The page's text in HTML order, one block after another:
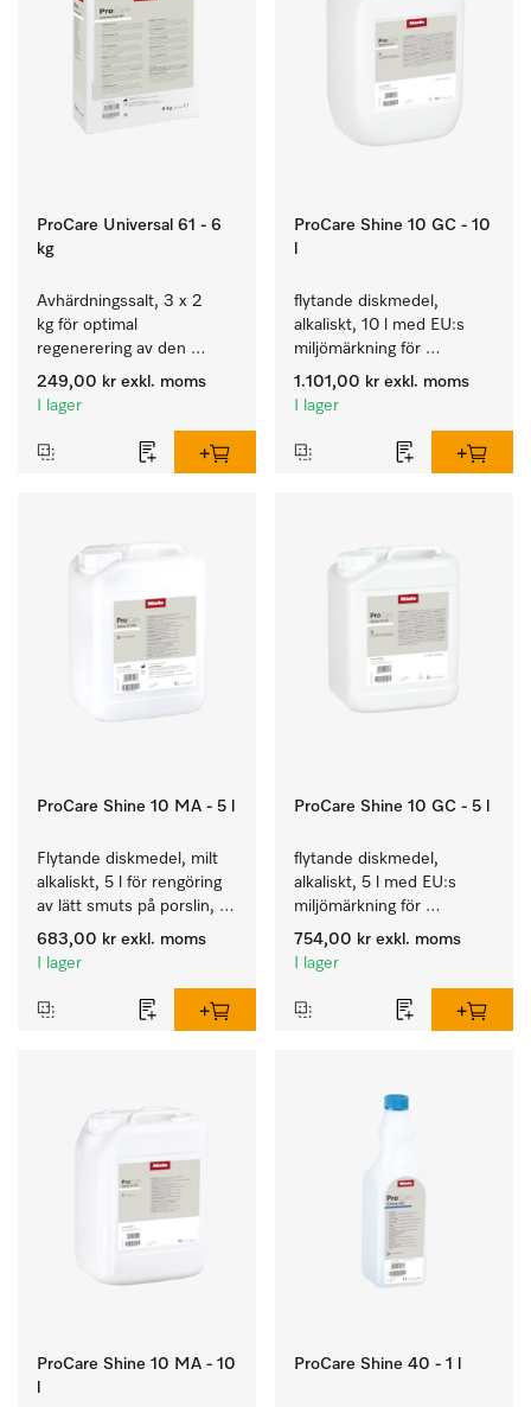
ProCare Universal 61 - 6
kg
Avhärdningssalt, 3 x 2
kg för optimal
regenerering av den
interna avhärdaren.
249,00 kr exkl. moms
I lager
ProCare Shine 10 GC - 10
flytande diskmedel,
alkaliskt, 10 l med EU:s
miljömärkning för
rengöring av vardaglig
smuts på porslin, bestick
1.101,00 kr exkl. moms
I lager
ProCare Shine 10 MA - 5 l
Flytande diskmedel, milt
alkaliskt, 5 l för rengöring
av lätt smuts på porslin,
bestick och glas.
683,00 kr exkl. moms
I lager
ProCare Shine 10 GC - 5 l
flytande diskmedel,
alkaliskt, 5 l med EU:s
miljömärkning för
rengöring av vardaglig
smuts på porslin, bestick
754,00 kr exkl. moms
I lager
ProCare Shine 10 MA - 10
ProCare Shine 40 - 1 l